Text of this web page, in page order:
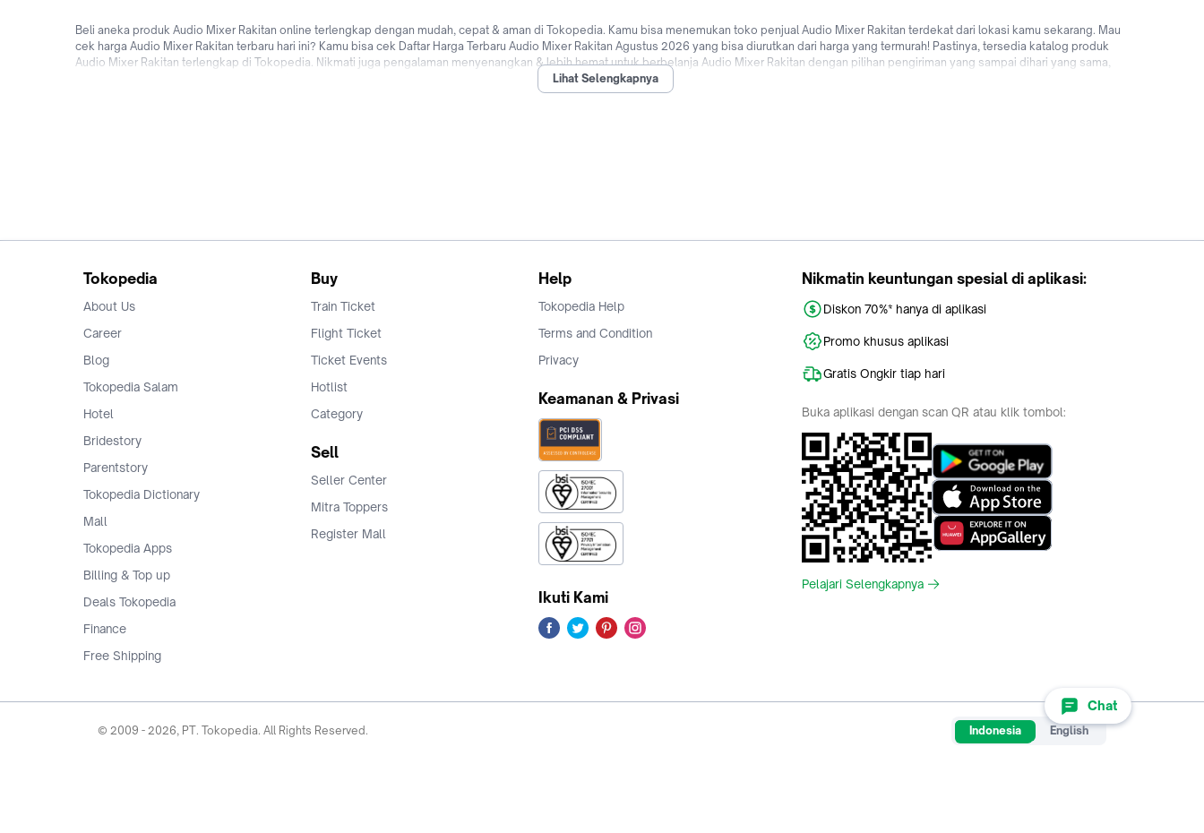
Beli aneka produk Audio Mixer Rakitan online terlengkap dengan mudah, cepat & aman di Tokopedia. Kamu bisa menemukan toko penjual Audio Mixer Rakitan terdekat dari lokasi kamu sekarang. Mau
cek harga Audio Mixer Rakitan terbaru hari ini? Kamu bisa cek Daftar Harga Terbaru Audio Mixer Rakitan Agustus 2026 yang bisa diurutkan dari harga yang termurah! Pastinya, tersedia katalog produk
Audio Mixer Rakitan terlengkap di Tokopedia. Nikmati juga pengalaman menyenangkan & lebih hemat untuk berbelanja Audio Mixer Rakitan dengan pilihan pengiriman yang sampai dihari yang sama,
bebas ongkir, bisa bayar ditempat (COD), fitur bisa cicilan 0% dari berbagai bank di Indonesia hingga promo Audio Mixer Rakitan untuk pengguna baru! Tunggu apalagi? Yuk jual & beli Audio Mixer Rakitan
Lihat Selengkapnya
Chat
Tokopedia
About Us
Career
Blog
Tokopedia Salam
Hotel
Bridestory
Parentstory
Tokopedia Dictionary
Mall
Tokopedia Apps
Billing & Top up
Deals Tokopedia
Finance
Free Shipping
Buy
Train Ticket
Flight Ticket
Ticket Events
Hotlist
Category
Sell
Seller Center
Mitra Toppers
Register Mall
Help
Tokopedia Help
Terms and Condition
Privacy
Keamanan & Privasi
Ikuti Kami
Nikmatin keuntungan spesial di aplikasi:
Diskon 70%* hanya di aplikasi
Promo khusus aplikasi
Gratis Ongkir tiap hari
Buka aplikasi dengan scan QR atau klik tombol:
Pelajari Selengkapnya
© 2009 - 2026, PT. Tokopedia. All Rights Reserved. Indonesia English